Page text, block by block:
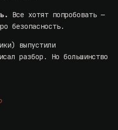
Все хотят попробовать —
безопасность.
выпустили
разбор. Но большинство